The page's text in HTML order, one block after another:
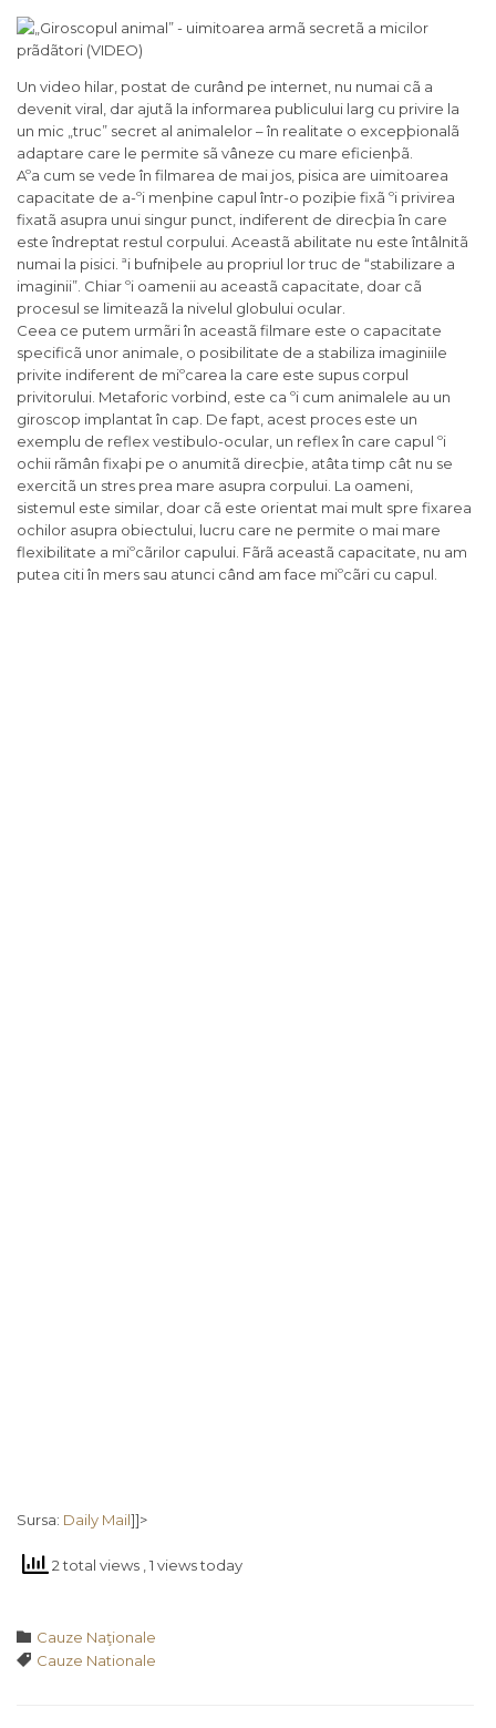
Un video hilar, postat de curând pe internet, nu numai cã a
devenit viral, dar ajutã la informarea publicului larg cu privire la
un mic „truc” secret al animalelor – în realitate o excepþionalã
adaptare care le permite sã vâneze cu mare eficienþã.
Aºa cum se vede în filmarea de mai jos, pisica are uimitoarea
capacitate de a-ºi menþine capul într-o poziþie fixã ºi privirea
fixatã asupra unui singur punct, indiferent de direcþia în care
este îndreptat restul corpului. Aceastã abilitate nu este întâlnitã
numai la pisici. ªi bufniþele au propriul lor truc de “stabilizare a
imaginii”. Chiar ºi oamenii au aceastã capacitate, doar cã
procesul se limiteazã la nivelul globului ocular.
Ceea ce putem urmãri în aceastã filmare este o capacitate
specificã unor animale, o posibilitate de a stabiliza imaginiile
privite indiferent de miºcarea la care este supus corpul
privitorului. Metaforic vorbind, este ca ºi cum animalele au un
giroscop implantat în cap. De fapt, acest proces este un
exemplu de reflex vestibulo-ocular, un reflex în care capul ºi
ochii rãmân fixaþi pe o anumitã direcþie, atâta timp cât nu se
exercitã un stres prea mare asupra corpului. La oameni,
sistemul este similar, doar cã este orientat mai mult spre fixarea
ochilor asupra obiectului, lucru care ne permite o mai mare
flexibilitate a miºcãrilor capului. Fãrã aceastã capacitate, nu am
putea citi în mers sau atunci când am face miºcãri cu capul.
Sursa: Daily Mail]]>
2 total views , 1 views today
 Category
Cauze Naţionale
 Tags
Cauze Nationale